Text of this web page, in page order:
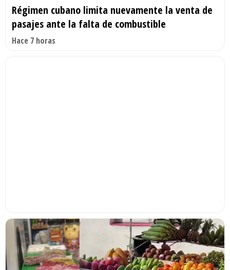
Régimen cubano limita nuevamente la venta de
pasajes ante la falta de combustible
Hace 7 horas